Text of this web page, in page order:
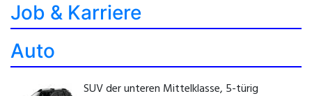
Job & Karriere
Auto
SUV der unteren Mittelklasse, 5-türig